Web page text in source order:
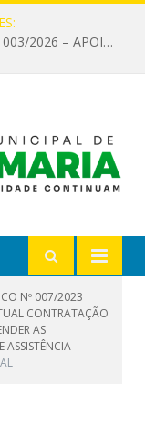
EDITAL DE CHAMAMENTO PÚBLICO Nº 003/2026 – APOIO À INFRAESTRUTURA CULTURAL
Nº 007/2023
CONTRATAÇÃO
AS
ASSISTÊNCIA